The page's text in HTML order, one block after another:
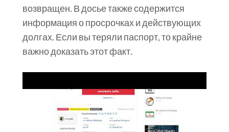
возвращен. В досье также содержится
информация о просрочках и действующих
долгах. Если вы теряли паспорт, то крайне
важно доказать этот факт.